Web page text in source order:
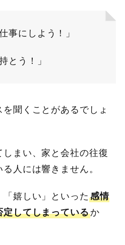
事にしよう！」
とう！」
聞くことがあるでしょ
しまい、家と会社の往復
人には響きません。
嬉しい」といった 感情
してしまっているか